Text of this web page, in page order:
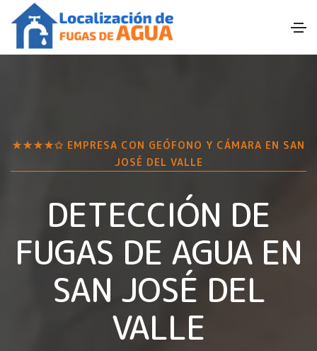
★★★★✩ EMPRESA CON GEÓFONO Y CÁMARA EN SAN
JOSÉ DEL VALLE
DETECCIÓN DE
FUGAS DE AGUA EN
SAN JOSÉ DEL
VALLE